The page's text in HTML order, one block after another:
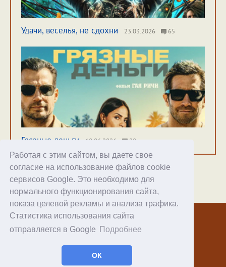
Работая с этим сайтом, вы даете свое
согласие на использование файлов cookie
сервисов Google. Это необходимо для
нормального функционирования сайта,
показа целевой рекламы и анализа трафика.
Статистика использования сайта
отправляется в Google
Подробнее
ОК
Удачи, веселья, не сдохни 23.03.2026 65
Грязные деньги 18.06.2026 28
Хостинг
© 1998–2026 Alex Exler
Facebook
RSS статей